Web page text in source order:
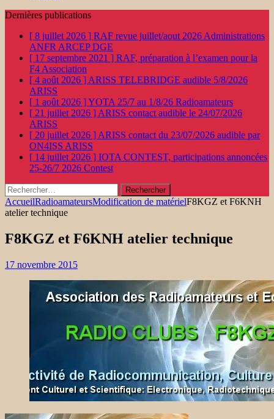
Dernières publications
[ 8 juillet 2026 ] RAF revue juillet/aout 2026 Administrations
ANFR ARCEP DGE
[ 17 septembre 2021 ] RAF, préparation à l’examen pour la
F4 Association
[ 4 août 2026 ] ARISS TELEBRIDGE audible 5/8/2026
ARISS
[ 1 août 2026 ]YOTA 25/7 au 1/8/26 Radioamateurs
[ 21 juillet 2026 ] ARISS contact audible le 24/07/2026
ARISS
[ 20 juillet 2026 ] ARISS contact du 23/07/2026 audible par
ON4ISS ARISS
[ 14 juillet 2026 ] IOTA CONTEST, participations annoncées
25-26/7 2026 Contest
Rechercher :
AccueilRadioamateursModification de matérielF8KGZ et F6KNH
atelier technique
F8KGZ et F6KNH atelier technique
17 novembre 2015